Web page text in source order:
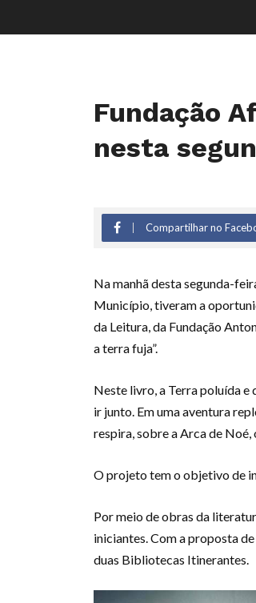
Fundação
nesta
Compartilhar no
Na manhã desta segunda-
Município, tiveram a
da Leitura, da Fundação
a terra fuja”.
Neste livro, a Terra poluída e
ir junto. Em uma aventura
respira, sobre a Arca de
O projeto tem o objetivo de
Por meio de obras da
iniciantes. Com a proposta
duas Bibliotecas Itinerantes.